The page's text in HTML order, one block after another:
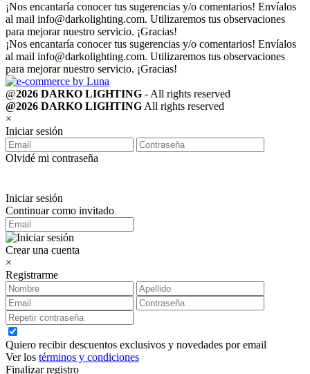
¡Nos encantaría conocer tus sugerencias y/o comentarios! Envíalos
al mail info@darkolighting.com. Utilizaremos tus observaciones
para mejorar nuestro servicio. ¡Gracias!
¡Nos encantaría conocer tus sugerencias y/o comentarios! Envíalos
al mail info@darkolighting.com. Utilizaremos tus observaciones
para mejorar nuestro servicio. ¡Gracias!
@2026 DARKO LIGHTING - All rights reserved
@2026 DARKO LIGHTINGAll rights reserved
×
Iniciar sesión
Olvidé mi contraseña
Iniciar sesión
Continuar como invitado
Crear una cuenta
×
Registrarme
Quiero recibir descuentos exclusivos y novedades por email
Ver los términos y condiciones
Finalizar registro